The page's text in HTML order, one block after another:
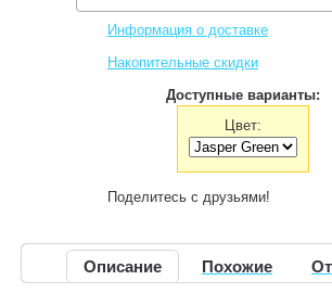
Информация о доставке
Накопительные скидки
Доступные варианты:
Цвет:
Поделитесь с друзьями!
Описание Похожие